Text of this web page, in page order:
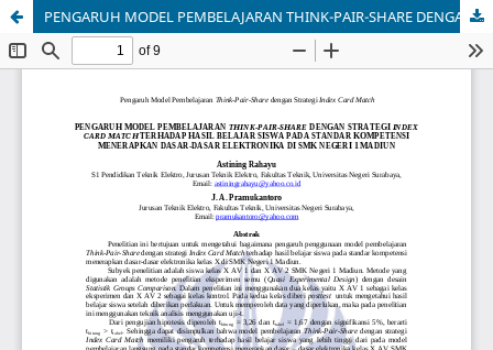
PENGARUH MODEL PEMBELAJARAN THINK-PAIR-SHARE DENGAN STRATEGI INDEX CARD MATCH TERHADAP HASIL BELAJAR SISWA PADA STANDAR KOMPETENSI MENERAPKAN DASAR-DASAR ELEKTRONIKA DI SMK NEGERI 1 MADIUN